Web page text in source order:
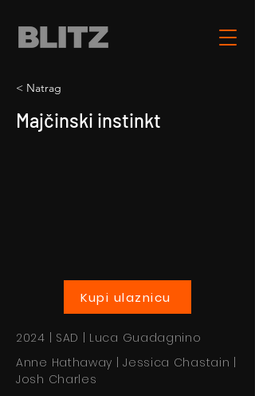
< Natrag
Majčinski instinkt
Kupi ulaznicu
2024 | SAD | Luca Guadagnino
Anne Hathaway | Jessica Chastain |
Josh Charles